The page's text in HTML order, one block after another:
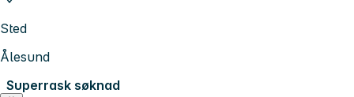
Sted
Ålesund
Superrask søknad